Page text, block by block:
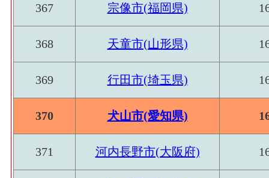
367 宗像市(福岡県)
368 天童市(山形県)
369 行田市(埼玉県)
370 犬山市(愛知県)
371 河内長野市(大阪府)